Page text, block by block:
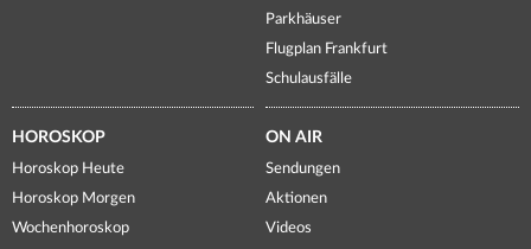
Parkhäuser
Flugplan Frankfurt
Schulausfälle
HOROSKOP
Horoskop Heute
Horoskop Morgen
Wochenhoroskop
ON AIR
Sendungen
Aktionen
Videos